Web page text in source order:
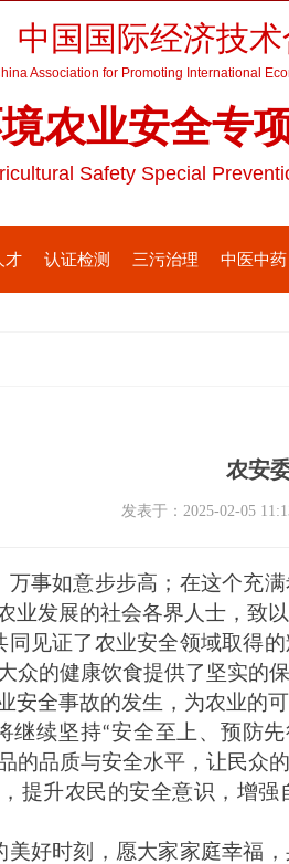
才 认证检测 三污治理 中医中药
中国国际经济技
Association for Promoting International
农业安全专
Safety Special
农安
万事如意步步高 ； 在这个充
业发展的社会各界人士，致
同见证了农业安全领域取得
众的健康饮食提供了坚实的
安全事故的发生，为农业的
继续坚持“安全至上、预防
的品质与安全水平，让民众
提升农民的安全意识，增
美好时刻，愿大家家庭幸福
发表于： 2025-02-05